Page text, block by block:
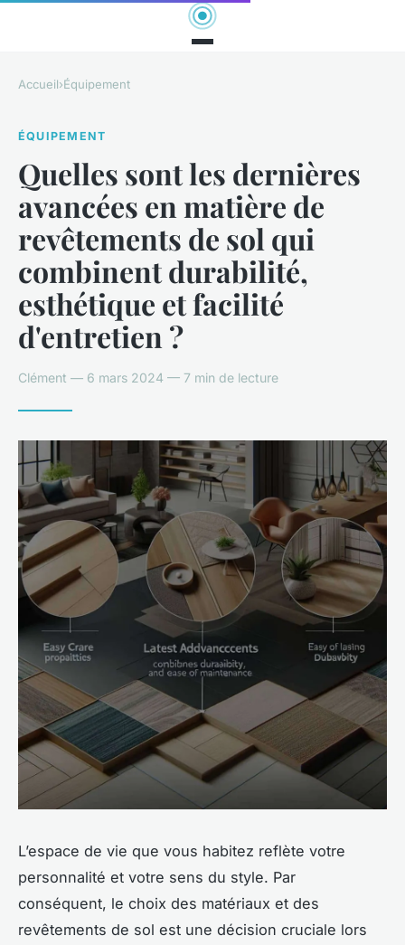
Accueil›Équipement
ÉQUIPEMENT
Quelles sont les dernières
avancées en matière de
revêtements de sol qui
combinent durabilité,
esthétique et facilité
d'entretien ?
Clément — 6 mars 2024 — 7 min de lecture
L’espace de vie que vous habitez reflète votre
personnalité et votre sens du style. Par
conséquent, le choix des matériaux et des
revêtements de sol est une décision cruciale lors